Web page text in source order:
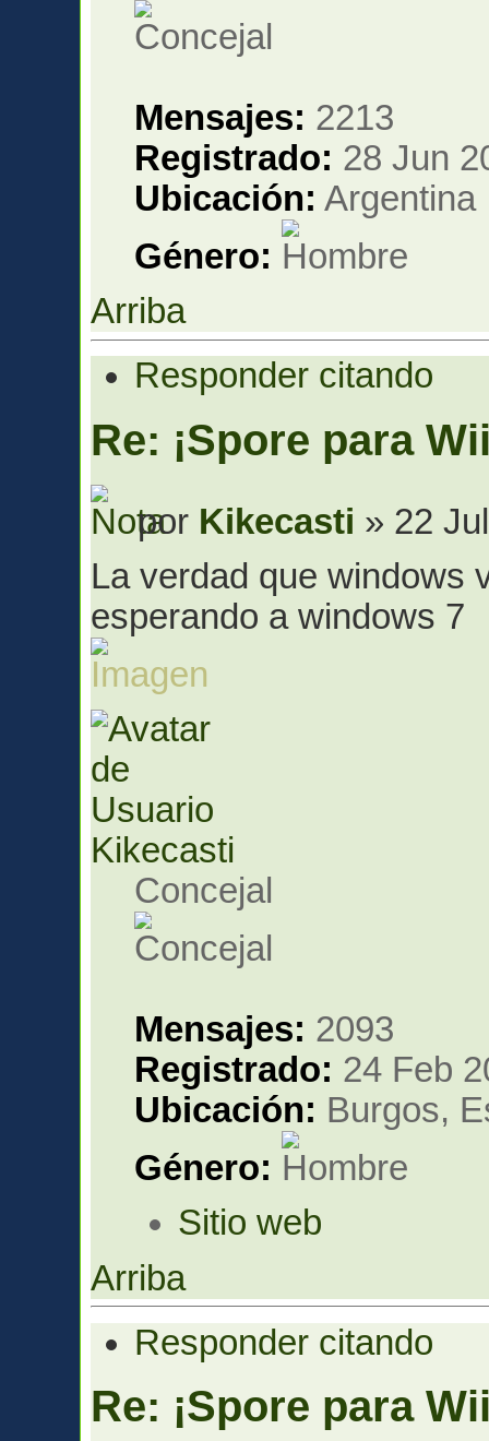
Mensajes: 2213
Registrado: 28 Jun
Ubicación: Argentina
Género:
Arriba
Responder citando
Re: ¡Spore para
por Kikecasti » 22
La verdad que windows
esperando a windows 7
Kikecasti
Concejal
Mensajes: 2093
Registrado: 24 Feb
Ubicación: Burgos,
Género:
Sitio web
Arriba
Responder citando
Re: ¡Spore para